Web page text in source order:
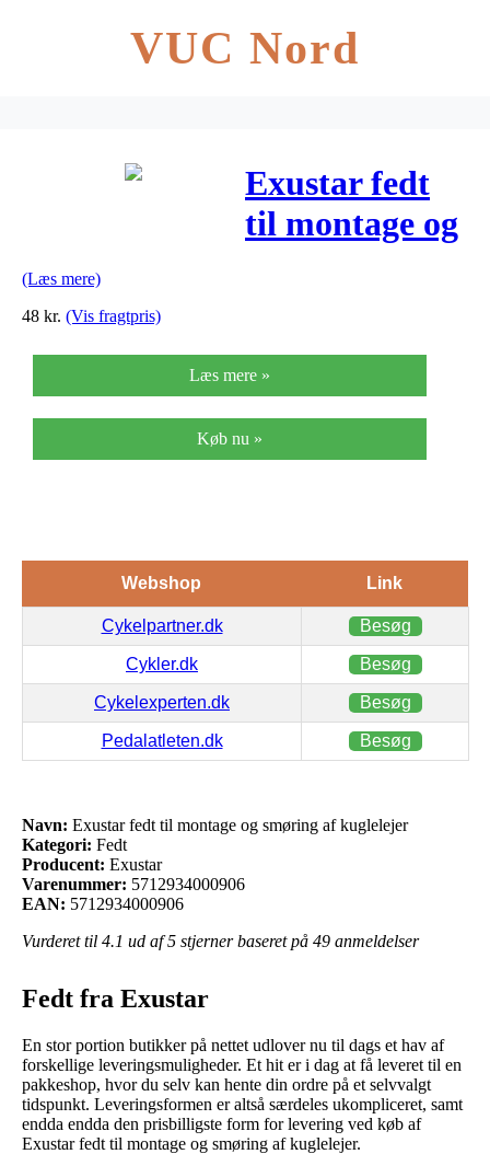
VUC Nord
Exustar fedt
til montage og
(Læs mere)
48 kr. (Vis fragtpris)
Læs mere »
Køb nu »
Webshop Link
Cykelpartner.dk Besøg
Cykler.dk Besøg
Cykelexperten.dk Besøg
Pedalatleten.dk Besøg
Navn: Exustar fedt til montage og smøring af kuglelejer
Kategori: Fedt
Producent: Exustar
Varenummer: 5712934000906
EAN: 5712934000906
Vurderet til 4.1 ud af 5 stjerner baseret på 49 anmeldelser
Fedt fra Exustar
En stor portion butikker på nettet udlover nu til dags et hav af
forskellige leveringsmuligheder. Et hit er i dag at få leveret til en
pakkeshop, hvor du selv kan hente din ordre på et selvvalgt
tidspunkt. Leveringsformen er altså særdeles ukompliceret, samt
endda endda den prisbilligste form for levering ved køb af
Exustar fedt til montage og smøring af kuglelejer.